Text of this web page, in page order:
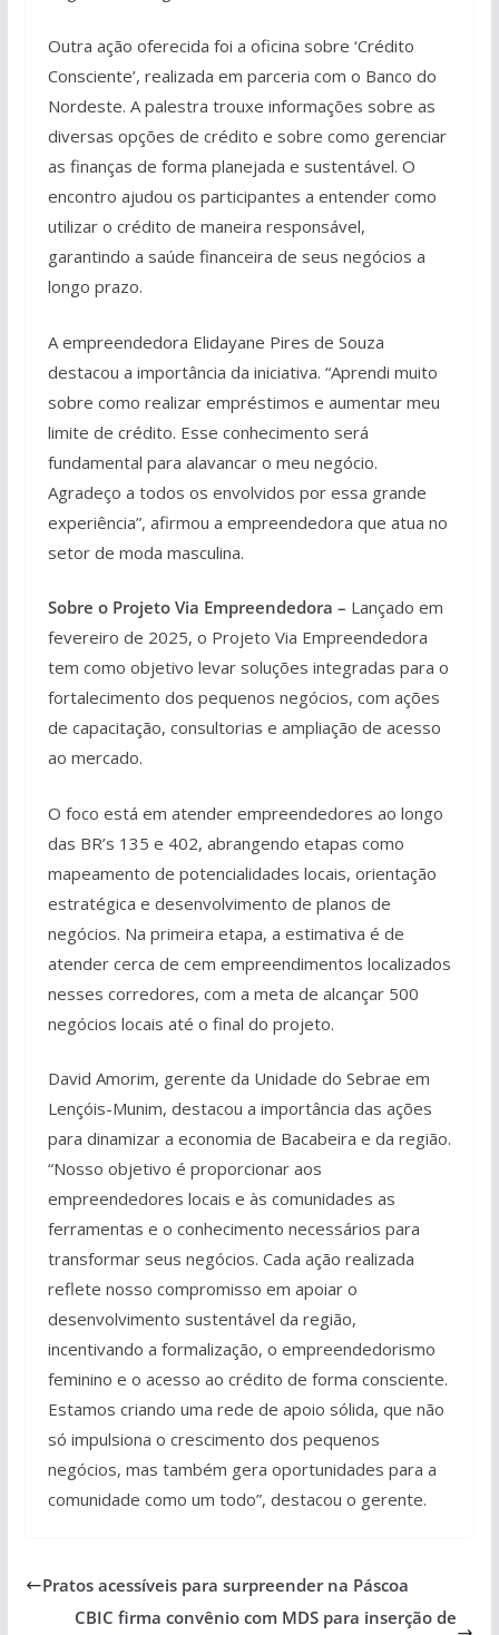
Outra ação oferecida foi a oficina sobre ‘Crédito
Consciente’, realizada em parceria com o Banco do
Nordeste. A palestra trouxe informações sobre as
diversas opções de crédito e sobre como gerenciar
as finanças de forma planejada e sustentável. O
encontro ajudou os participantes a entender como
utilizar o crédito de maneira responsável,
garantindo a saúde financeira de seus negócios a
longo prazo.
A empreendedora Elidayane Pires de Souza
destacou a importância da iniciativa. “Aprendi muito
sobre como realizar empréstimos e aumentar meu
limite de crédito. Esse conhecimento será
fundamental para alavancar o meu negócio.
Agradeço a todos os envolvidos por essa grande
experiência”, afirmou a empreendedora que atua no
setor de moda masculina.
Sobre o Projeto Via Empreendedora – Lançado em
fevereiro de 2025, o Projeto Via Empreendedora
tem como objetivo levar soluções integradas para o
fortalecimento dos pequenos negócios, com ações
de capacitação, consultorias e ampliação de acesso
ao mercado.
O foco está em atender empreendedores ao longo
das BR’s 135 e 402, abrangendo etapas como
mapeamento de potencialidades locais, orientação
estratégica e desenvolvimento de planos de
negócios. Na primeira etapa, a estimativa é de
atender cerca de cem empreendimentos localizados
nesses corredores, com a meta de alcançar 500
negócios locais até o final do projeto.
David Amorim, gerente da Unidade do Sebrae em
Lençóis-Munim, destacou a importância das ações
para dinamizar a economia de Bacabeira e da região.
“Nosso objetivo é proporcionar aos
empreendedores locais e às comunidades as
ferramentas e o conhecimento necessários para
transformar seus negócios. Cada ação realizada
reflete nosso compromisso em apoiar o
desenvolvimento sustentável da região,
incentivando a formalização, o empreendedorismo
feminino e o acesso ao crédito de forma consciente.
Estamos criando uma rede de apoio sólida, que não
só impulsiona o crescimento dos pequenos
negócios, mas também gera oportunidades para a
comunidade como um todo”, destacou o gerente.
Pratos acessíveis para surpreender na Páscoa
CBIC firma convênio com MDS para inserção de